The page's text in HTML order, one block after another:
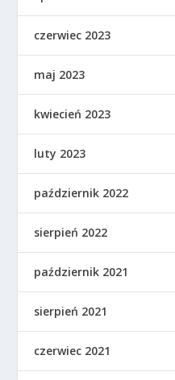
czerwiec 2023
maj 2023
kwiecień 2023
luty 2023
październik 2022
sierpień 2022
październik 2021
sierpień 2021
czerwiec 2021